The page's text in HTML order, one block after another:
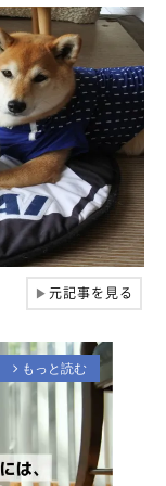
▶元記事を見る
arrow_forward_ios もっと読む